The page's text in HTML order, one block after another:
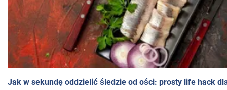
Jak w sekundę oddzielić śledzie od ości: prosty life hack